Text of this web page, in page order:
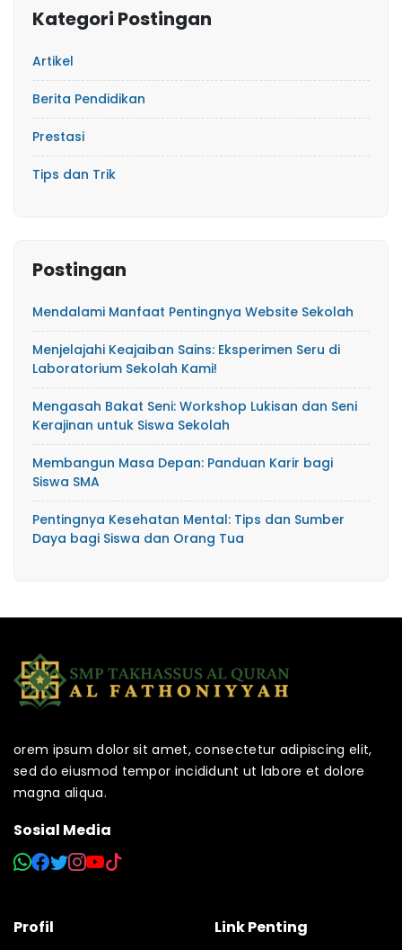
Kategori Postingan
Artikel
Berita Pendidikan
Prestasi
Tips dan Trik
Postingan
Mendalami Manfaat Pentingnya Website Sekolah
Menjelajahi Keajaiban Sains: Eksperimen Seru di
Laboratorium Sekolah Kami!
Mengasah Bakat Seni: Workshop Lukisan dan Seni
Kerajinan untuk Siswa Sekolah
Membangun Masa Depan: Panduan Karir bagi
Siswa SMA
Pentingnya Kesehatan Mental: Tips dan Sumber
Daya bagi Siswa dan Orang Tua
orem ipsum dolor sit amet, consectetur adipiscing elit,
sed do eiusmod tempor incididunt ut labore et dolore
magna aliqua.
Sosial Media
Profil Link Penting